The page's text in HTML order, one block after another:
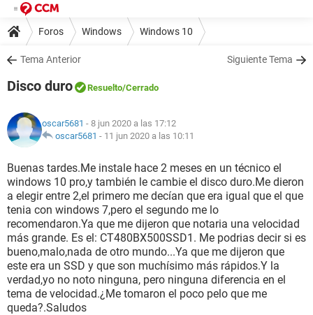
Foros Windows Windows 10
Tema Anterior Siguiente Tema
Disco duro Resuelto/Cerrado
oscar5681 - 8 jun 2020 a las 17:12
oscar5681 - 11 jun 2020 a las 10:11
Buenas tardes.Me instale hace 2 meses en un técnico el
windows 10 pro,y también le cambie el disco duro.Me dieron
a elegir entre 2,el primero me decían que era igual que el que
tenia con windows 7,pero el segundo me lo
recomendaron.Ya que me dijeron que notaria una velocidad
más grande. Es el: CT480BX500SSD1. Me podrias decir si es
bueno,malo,nada de otro mundo...Ya que me dijeron que
este era un SSD y que son muchísimo más rápidos.Y la
verdad,yo no noto ninguna, pero ninguna diferencia en el
tema de velocidad.¿Me tomaron el poco pelo que me
queda?.Saludos